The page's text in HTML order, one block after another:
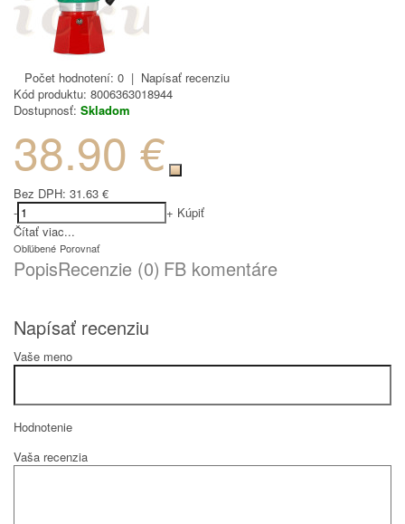
Počet hodnotení: 0 | Napísať recenziu
Kód produktu: 8006363018944
Dostupnosť: Skladom
38.90 €
Bez DPH: 31.63 €
-
+ Kúpiť
Čítať viac...
Obľúbené Porovnať
PopisRecenzie (0) FB komentáre
Napísať recenziu
Vaše meno
Hodnotenie
Vaša recenzia